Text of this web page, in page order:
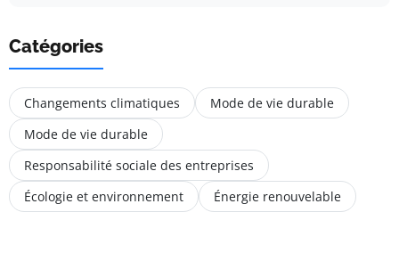
Catégories
Changements climatiques
Mode de vie durable
Mode de vie durable
Responsabilité sociale des entreprises
Écologie et environnement
Énergie renouvelable